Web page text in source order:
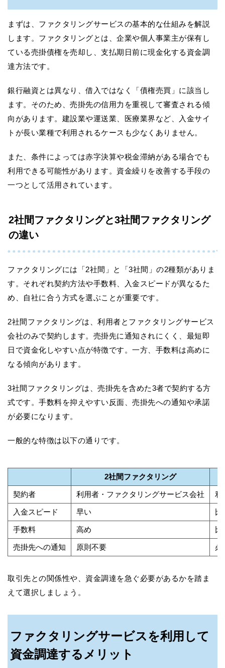
まずは、ファクタリングサービスの基本的な仕組みを解説
します。ファクタリングとは、企業や個人事業主が保有し
ている売掛債権を売却し、支払期日前に現金化する資金調
達方法です。
銀行融資とは異なり、借入ではなく「債権売買」に該当し
ます。そのため、売掛先の信用力を重視して審査される傾
向があります。建設業や運送業、医療業界など、入金サイ
トが長い業種で利用されるケースも少なくありません。
また、条件によっては赤字決算や税金滞納がある場合でも
利用できる可能性があります。資金繰りを改善する手段の
一つとして活用されています。
2社間ファクタリングと3社間ファクタリング
の違い
ファクタリングには「2社間」と「3社間」の2種類がありま
す。それぞれ契約方法や手数料、入金スピードが異なるた
め、自社に合う方式を選ぶことが重要です。
2社間ファクタリングは、利用者とファクタリングサービス
会社のみで契約します。売掛先に通知されにくく、最短即
日で資金化しやすい点が特徴です。一方、手数料は高めに
なる傾向があります。
3社間ファクタリングは、売掛先を含めた3者で契約する方
式です。手数料を抑えやすい反面、売掛先への通知や承諾
が必要になります。
一般的な特徴は以下の通りです。
2社間ファクタリング
契約者 利用者・ファクタリングサービス会社 利
入金スピード 早い 比
手数料 高め 比
売掛先への通知 原則不要 必
取引先との関係性や、資金調達を急ぐ必要があるかを踏ま
えて選択しましょう。
ファクタリングサービスを利用して
資金調達するメリット